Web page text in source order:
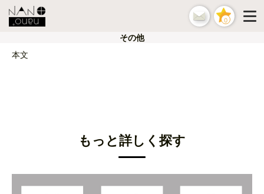
0
その他
本文
もっと詳しく探す